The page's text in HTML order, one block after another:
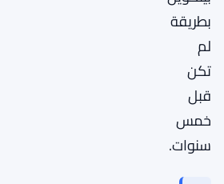
بطريقة
لم
تكن
قبل
خمس
سنوات.